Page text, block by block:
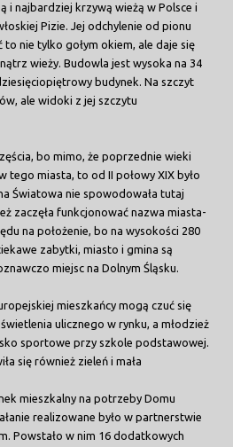
i najbardziej krzywą wieżą w Polsce i
Pizie. Jej odchylenie od pionu
to nie tylko gołym okiem, ale daje się
wieży. Budowla jest wysoka na 34
budynek. Na szczyt
ale widoki z jej szczytu
bo mimo, że poprzednie wieki
tego miasta, to od II połowy XIX było
Światowa nie spowodowała tutaj
zaczęła funkcjonować nazwa miasta-
na położenie, bo na wysokości 280
zabytki, miasto i gmina są
miejsc na Dolnym Śląsku.
mieszkańcy mogą czuć się
ulicznego w rynku, a młodzież
sportowe przy szkole podstawowej.
się również zieleń i mała
mieszkalny na potrzeby Domu
realizowane było w partnerstwie
Powstało w nim 16 dodatkowych